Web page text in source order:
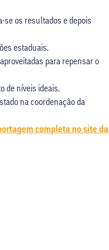
se os resultados e depois
estaduais.
para repensar o
de níveis ideais.
na coordenação da
completa no site da